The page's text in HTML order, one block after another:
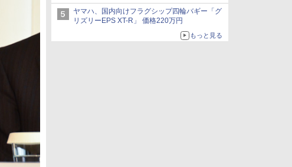
ックベースの観光・旅客輸送向けバス
ヤマハ、国内向けフラグシップ四輪バギー「グ
リズリーEPS XT-R」 価格220万円
もっと見る